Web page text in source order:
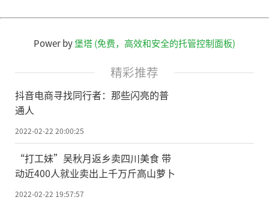
Power by堡塔 (免费，高效和安全的托管控制面板)
精彩推荐
抖音电商寻找同行者：那些闪亮的普
通人
2022-02-22 20:00:25
“打工妹”吴秋月返乡卖四川美食 带
动近400人就业卖出上千万斤高山萝卜
2022-02-22 19:57:57